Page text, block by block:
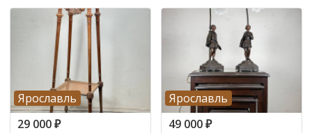
Ярославль
29 000₽
Ярославль
49 000₽